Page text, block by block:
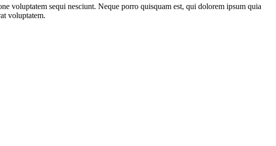
voluptatem sequi nesciunt. Neque porro quisquam est, qui dolorem ipsum quia
voluptatem.